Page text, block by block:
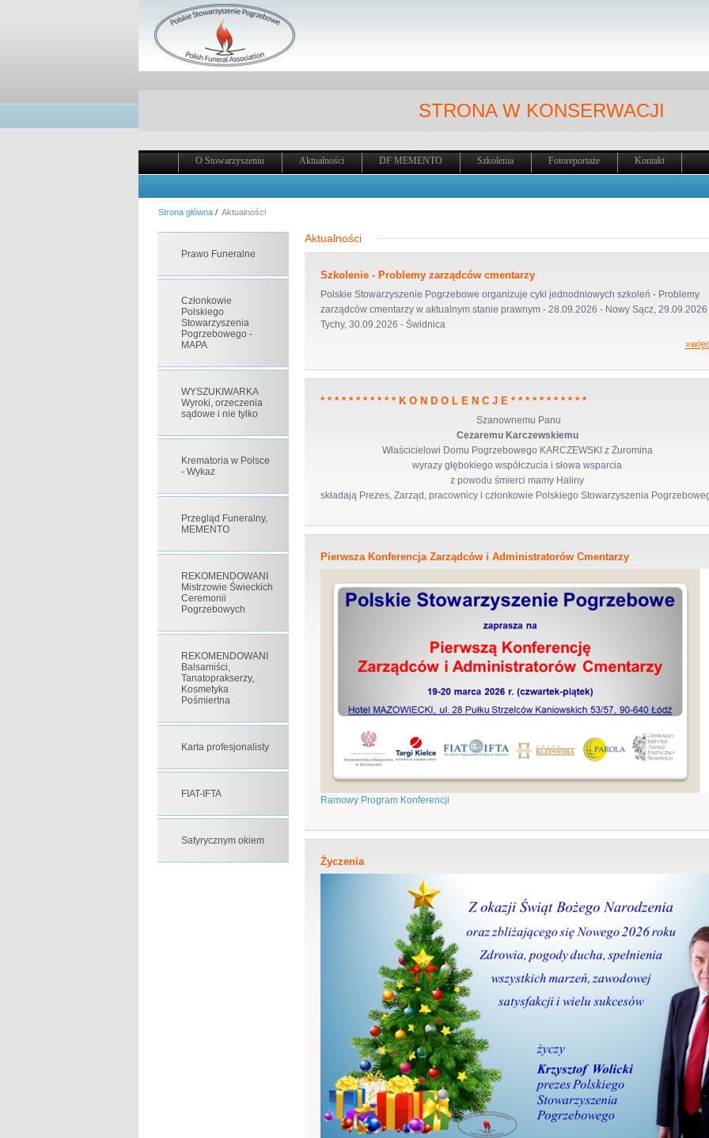
STRONA W KONSERWACJI
O Stowarzyszeniu Aktualności DF MEMENTO Szkolenia Fotoreportaże Kontakt
Strona główna/ Aktualności
Prawo Funeralne
Członkowie
Polskiego
Stowarzyszenia
Pogrzebowego -
MAPA
WYSZUKIWARKA
Wyroki, orzeczenia
sądowe i nie tylko
Krematoria w Polsce
- Wykaz
Przegląd Funeralny,
MEMENTO
REKOMENDOWANI
Mistrzowie Świeckich
Ceremonii
Pogrzebowych
REKOMENDOWANI
Balsamiści,
Tanatoprakserzy,
Kosmetyka
Pośmiertna
Karta profesjonalisty
FIAT-IFTA
Satyrycznym okiem
Aktualności
Szkolenie - Problemy zarządców cmentarzy
Polskie Stowarzyszenie Pogrzebowe organizuje cykl jednodniowych szkoleń - Problemy
zarządców cmentarzy w aktualnym stanie prawnym - 28.09.2026 - Nowy Sącz, 29.09.2026
Tychy, 30.09.2026 - Świdnica
* * * * * * * * * * * K O N D O L E N C J E * * * * * * * * * * *
Szanownemu Panu
Cezaremu Karczewskiemu
Właścicielowi Domu Pogrzebowego KARCZEWSKI z Żuromina
wyrazy głębokiego współczucia i słowa wsparcia
z powodu śmierci mamy Haliny
składają Prezes, Zarząd, pracownicy i członkowie Polskiego Stowarzyszenia
Pierwsza Konferencja Zarządców i Administratorów Cmentarzy
Ramowy Program Konferencji
Życzenia